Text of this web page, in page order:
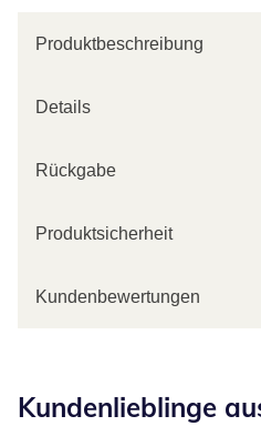
Produktbeschreibung
Details
Rückgabe
Produktsicherheit
Kundenbewertungen
Kundenlieblinge